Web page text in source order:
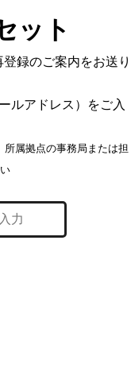
ット
録のご案内をお送り
ルアドレス）をご入
所属拠点の事務局または担